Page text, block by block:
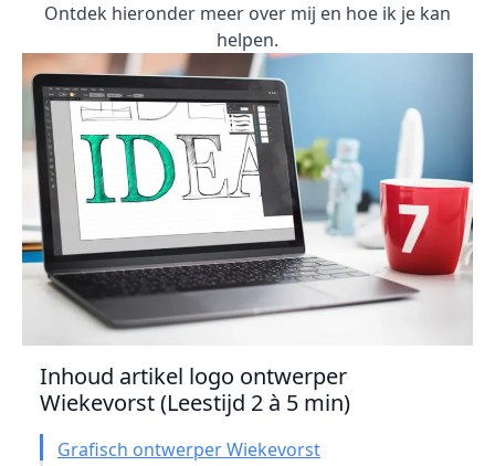
Ontdek hieronder meer over mij en hoe ik je kan
helpen.
Inhoud artikel logo ontwerper
Wiekevorst (Leestijd 2 à 5 min)
Grafisch ontwerper Wiekevorst